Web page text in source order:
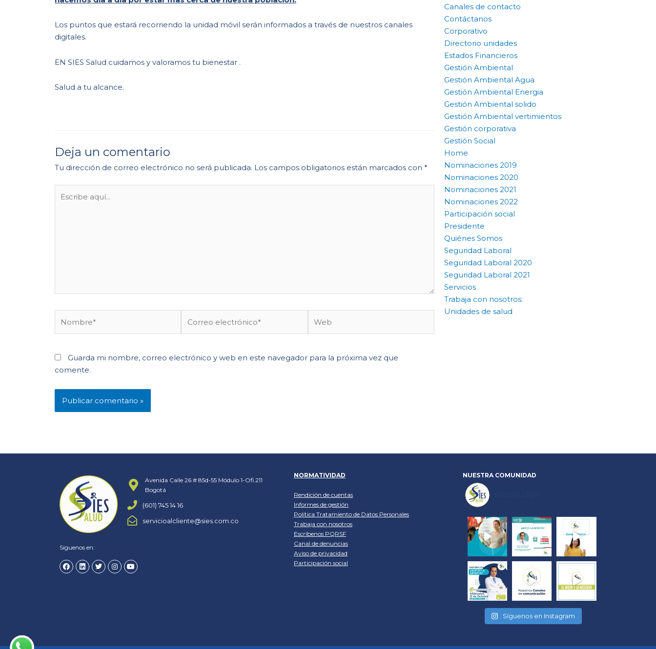
Los puntos que estará recorriendo la unidad móvil serán informados a través de nuestros canales
digitales.
EN SIES Salud cuidamos y valoramos tu bienestar .
Salud a tu alcance.
Deja un comentario
Tu dirección de correo electrónico no será publicada. Los campos obligatorios están marcados con *
Guarda mi nombre, correo electrónico y web en este navegador para la próxima vez que
comente.
Canales de contacto
Contáctanos
Corporativo
Directorio unidades
Estados Financieros
Gestión Ambiental
Gestión Ambiental Agua
Gestión Ambiental Energia
Gestión Ambiental solido
Gestión Ambiental vertimientos
Gestión corporativa
Gestión Social
Home
Nominaciones 2019
Nominaciones 2020
Nominaciones 2021
Nominaciones 2022
Participación social
Presidente
Quiénes Somos
Seguridad Laboral
Seguridad Laboral 2020
Seguridad Laboral 2021
Servicios
Trabaja con nosotros:
Unidades de salud
Avenida Calle 26 # 85d-55 Módulo 1-Ofi.211
Bogotá
(601) 745 14 16
servicioalcliente@sies.com.co
Síguenos en:
NORMATIVIDAD
Rendición de cuentas
Informes de gestión
Política Tratamiento de Datos Personales
Trabaja con nosotros
Escríbenos PQRSF
Canal de denuncias
Aviso de privacidad
Participación social
NUESTRA COMUNIDAD
Síguenos en Instagram